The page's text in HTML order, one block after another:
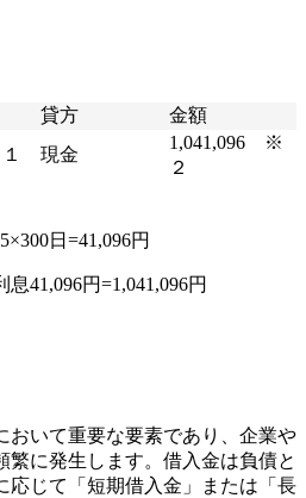
貸方
金額
現金
1,041,096 ※
２
日=41,096円
41,096円=1,041,096円
おいて重要な要素であり、企業や
繁に発生します。借入金は負債と
応じて「短期借入金」または「長